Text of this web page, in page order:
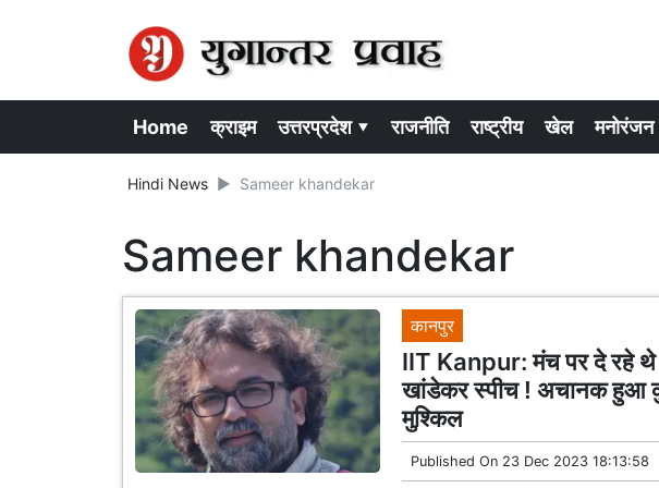
Home क्राइम उत्तरप्रदेश ▾ राजनीति राष्ट्रीय खेल मनोरंजन
Hindi News Sameer khandekar
Sameer khandekar
कानपुर
IIT Kanpur: मंच पर दे रहे थे
खांडेकर स्पीच ! अचानक हुआ
मुश्किल
Published On 23 Dec 2023 18:13:58